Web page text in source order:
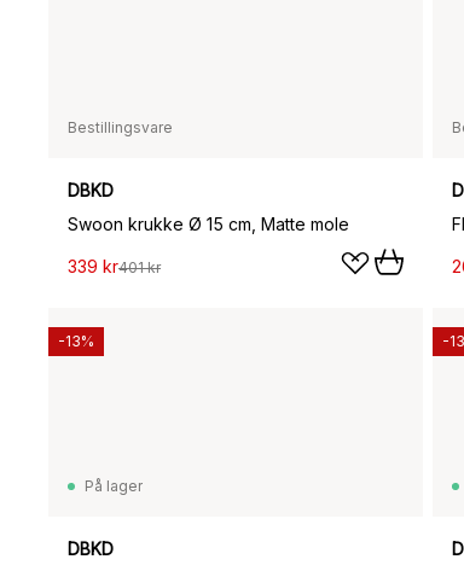
Bestillingsvare
DBKD
Swoon krukke Ø 15 cm, Matte mole
339 kr401 kr
På lager
DBKD
-13% -